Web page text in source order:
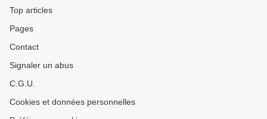
Top articles
Pages
Contact
Signaler un abus
C.G.U.
Cookies et données personnelles